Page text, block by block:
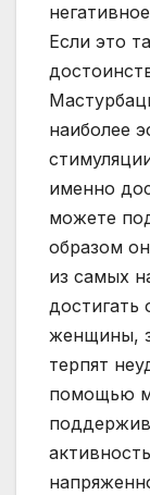
Если это
наиболее
именно
можете
образом
из самых
достигать
женщины,
терпят
помощью